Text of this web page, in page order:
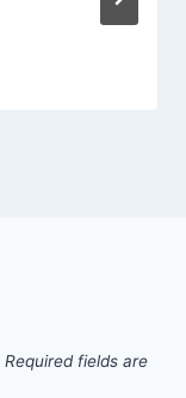
Required fields are